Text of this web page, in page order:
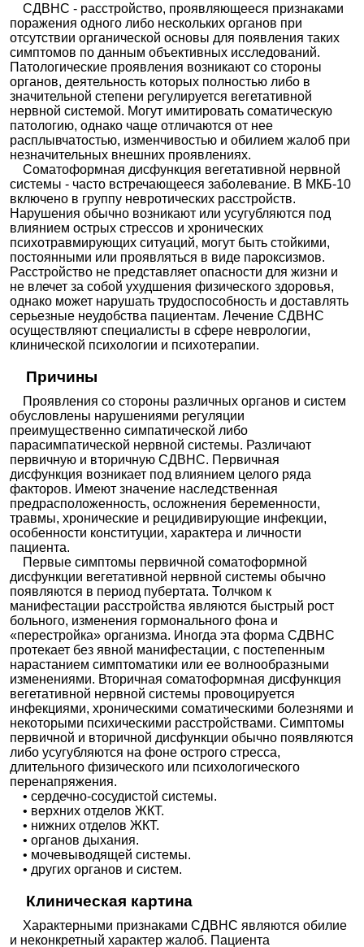
СДВНС - расстройство, проявляющееся признаками
поражения одного либо нескольких органов при
отсутствии органической основы для появления таких
симптомов по данным объективных исследований.
Патологические проявления возникают со стороны
органов, деятельность которых полностью либо в
значительной степени регулируется вегетативной
нервной системой. Могут имитировать соматическую
патологию, однако чаще отличаются от нее
расплывчатостью, изменчивостью и обилием жалоб при
незначительных внешних проявлениях.
Соматоформная дисфункция вегетативной нервной
системы - часто встречающееся заболевание. В МКБ-10
включено в группу невротических расстройств.
Нарушения обычно возникают или усугубляются под
влиянием острых стрессов и хронических
психотравмирующих ситуаций, могут быть стойкими,
постоянными или проявляться в виде пароксизмов.
Расстройство не представляет опасности для жизни и
не влечет за собой ухудшения физического здоровья,
однако может нарушать трудоспособность и доставлять
серьезные неудобства пациентам. Лечение СДВНС
осуществляют специалисты в сфере неврологии,
клинической психологии и психотерапии.
Причины
Проявления со стороны различных органов и систем
обусловлены нарушениями регуляции
преимущественно симпатической либо
парасимпатической нервной системы. Различают
первичную и вторичную СДВНС. Первичная
дисфункция возникает под влиянием целого ряда
факторов. Имеют значение наследственная
предрасположенность, осложнения беременности,
травмы, хронические и рецидивирующие инфекции,
особенности конституции, характера и личности
пациента.
Первые симптомы первичной соматоформной
дисфункции вегетативной нервной системы обычно
появляются в период пубертата. Толчком к
манифестации расстройства являются быстрый рост
больного, изменения гормонального фона и
«перестройка» организма. Иногда эта форма СДВНС
протекает без явной манифестации, с постепенным
нарастанием симптоматики или ее волнообразными
изменениями. Вторичная соматоформная дисфункция
вегетативной нервной системы провоцируется
инфекциями, хроническими соматическими болезнями и
некоторыми психическими расстройствами. Симптомы
первичной и вторичной дисфункции обычно появляются
либо усугубляются на фоне острого стресса,
длительного физического или психологического
перенапряжения.
• сердечно-сосудистой системы.
• верхних отделов ЖКТ.
• нижних отделов ЖКТ.
• органов дыхания.
• мочевыводящей системы.
• других органов и систем.
Клиническая картина
Характерными признаками СДВНС являются обилие
и неконкретный характер жалоб. Пациента